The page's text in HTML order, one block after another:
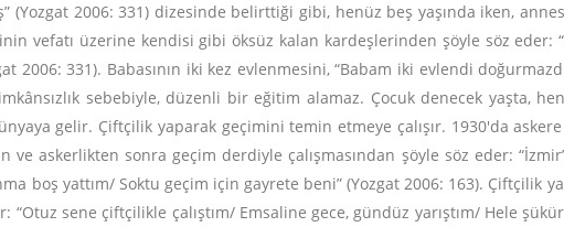
(Yozgat 2006: 331) dizesinde belirttiği gibi, henüz beş yaşında iken,
vefatı üzerine kendisi gibi öksüz kalan kardeşlerinden şöyle söz eder:
2006: 331). Babasının iki kez evlenmesini, “Babam iki evlendi
sebebiyle, düzenli bir eğitim alamaz. Çocuk denecek yaşta,
gelir. Çiftçilik yaparak geçimini temin etmeye çalışır. 1930'da
ve askerlikten sonra geçim derdiyle çalışmasından şöyle söz eder:
boş yattım/ Soktu geçim için gayrete beni” (Yozgat 2006: 163). Çiftçilik
sene çiftçilikle çalıştım/ Emsaline gece, gündüz yarıştım/ Hele